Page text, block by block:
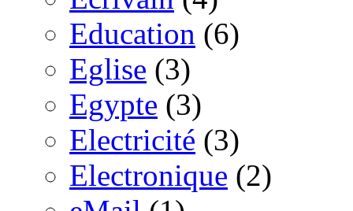
Education (6)
Eglise (3)
Egypte (3)
Electricité (3)
Electronique (2)